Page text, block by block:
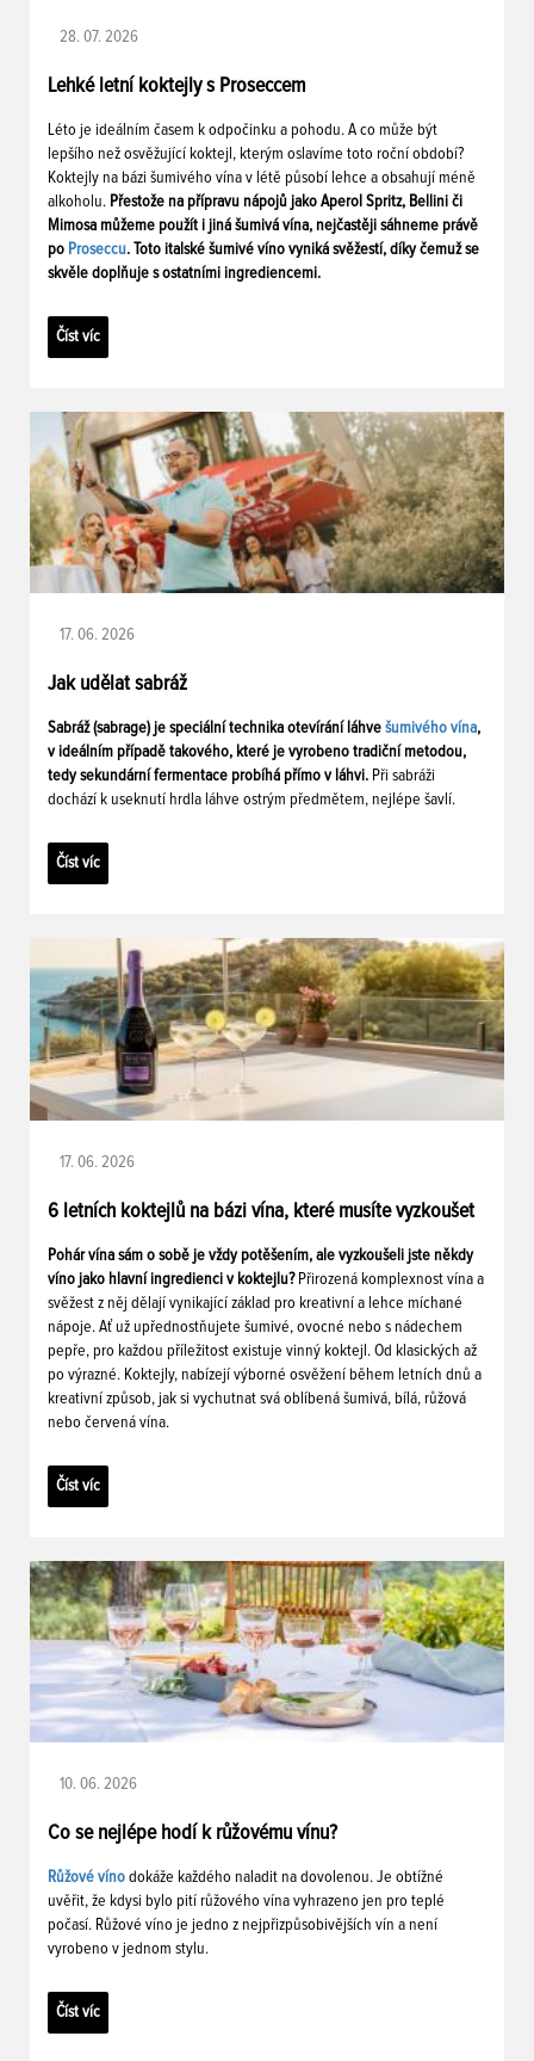
28. 07. 2026
Lehké letní koktejly s Proseccem
Léto je ideálním časem k odpočinku a pohodu. A co může být
lepšího než osvěžující koktejl, kterým oslavíme toto roční období?
Koktejly na bázi šumivého vína v létě působí lehce a obsahují méně
alkoholu. Přestože na přípravu nápojů jako Aperol Spritz, Bellini či
Mimosa můžeme použít i jiná šumivá vína, nejčastěji sáhneme právě
po Proseccu. Toto italské šumivé víno vyniká svěžestí, díky čemuž se
skvěle doplňuje s ostatními ingrediencemi.
Číst víc
17. 06. 2026
Jak udělat sabráž
Sabráž (sabrage) je speciální technika otevírání láhve šumivého vína,
v ideálním případě takového, které je vyrobeno tradiční metodou,
tedy sekundární fermentace probíhá přímo v láhvi. Při sabráži
dochází k useknutí hrdla láhve ostrým předmětem, nejlépe šavlí.
Číst víc
17. 06. 2026
6 letních koktejlů na bázi vína, které musíte vyzkoušet
Pohár vína sám o sobě je vždy potěšením, ale vyzkoušeli jste někdy
víno jako hlavní ingredienci v koktejlu? Přirozená komplexnost vína a
svěžest z něj dělají vynikající základ pro kreativní a lehce míchané
nápoje. Ať už upřednostňujete šumivé, ovocné nebo s nádechem
pepře, pro každou příležitost existuje vinný koktejl. Od klasických až
po výrazné. Koktejly, nabízejí výborné osvěžení během letních dnů a
kreativní způsob, jak si vychutnat svá oblíbená šumivá, bílá, růžová
nebo červená vína.
Číst víc
10. 06. 2026
Co se nejlépe hodí k růžovému vínu?
Růžové víno dokáže každého naladit na dovolenou. Je obtížné
uvěřit, že kdysi bylo pití růžového vína vyhrazeno jen pro teplé
počasí. Růžové víno je jedno z nejpřizpůsobivějších vín a není
vyrobeno v jednom stylu.
Číst víc